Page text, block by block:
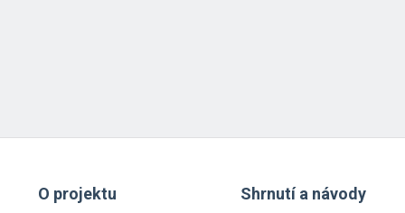
O projektu Shrnutí a návody